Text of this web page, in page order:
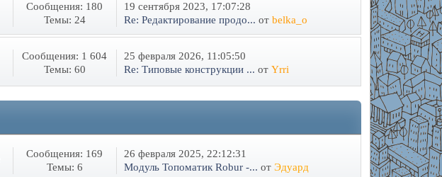
Сообщения: 180
Темы: 24
19 сентября 2023, 17:07:28
Re: Редактирование продо... от belka_o
Сообщения: 1 604
Темы: 60
25 февраля 2026, 11:05:50
Re: Типовые конструкции ... от Yrri
Сообщения: 169
Темы: 6
26 февраля 2025, 22:12:31
Модуль Топоматик Robur -... от Эдуард